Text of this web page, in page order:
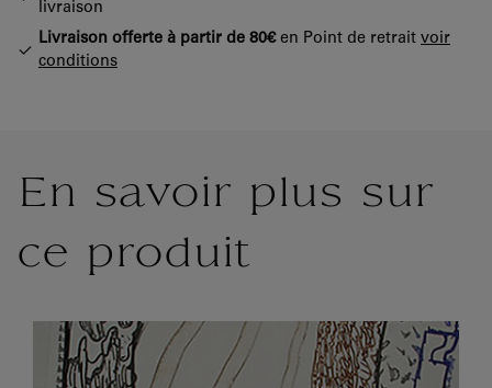
livraison
Livraison offerte à partir de 80€en Point de retrait voir
conditions
En savoir plus sur
ce produit